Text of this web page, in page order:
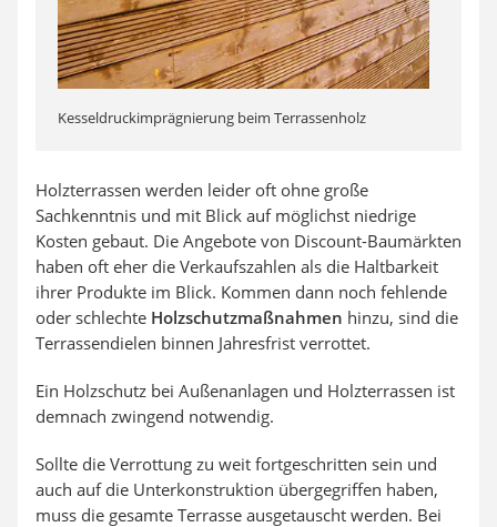
Kesseldruckimprägnierung beim Terrassenholz
Holzterrassen werden leider oft ohne große
Sachkenntnis und mit Blick auf möglichst niedrige
Kosten gebaut. Die Angebote von Discount-Baumärkten
haben oft eher die Verkaufszahlen als die Haltbarkeit
ihrer Produkte im Blick. Kommen dann noch fehlende
oder schlechte Holzschutzmaßnahmen hinzu, sind die
Terrassendielen binnen Jahresfrist verrottet.
Ein Holzschutz bei Außenanlagen und Holzterrassen ist
demnach zwingend notwendig.
Sollte die Verrottung zu weit fortgeschritten sein und
auch auf die Unterkonstruktion übergegriffen haben,
muss die gesamte Terrasse ausgetauscht werden. Bei